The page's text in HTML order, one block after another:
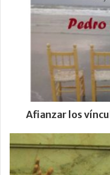
Afianzar los